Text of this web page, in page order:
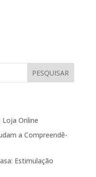
PESQUISAR
Loja Online
a Compreendê-
Estimulação